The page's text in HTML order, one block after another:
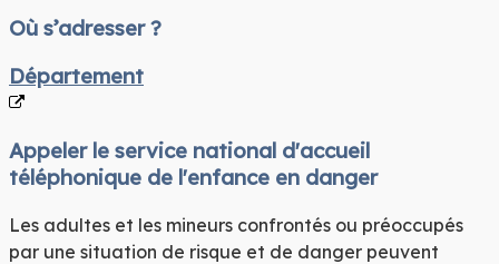
Où s’adresser ?
Département
Appeler le service national d'accueil
téléphonique de l'enfance en danger
Les adultes et les mineurs confrontés ou préoccupés
par une situation de risque et de danger peuvent